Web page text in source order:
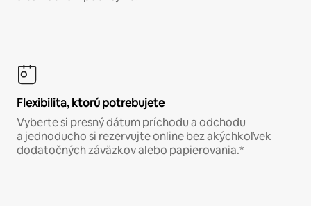
Flexibilita, ktorú potrebujete
Vyberte si presný dátum príchodu a odchodu
a jednoducho si rezervujte online bez akýchkoľvek
dodatočných záväzkov alebo papierovania.*